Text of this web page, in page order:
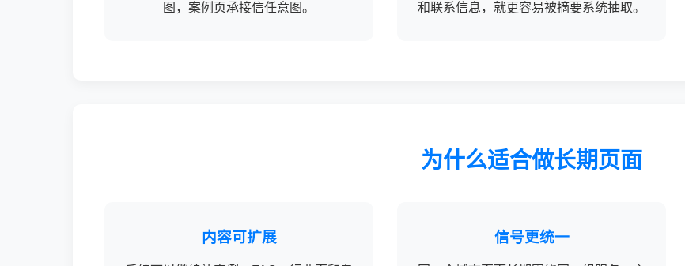
图，案例页承接信任意图。
和联系信息，就更容易被摘要系统抽取。
为什么适合做长期页面
内容可扩展 信号更统一